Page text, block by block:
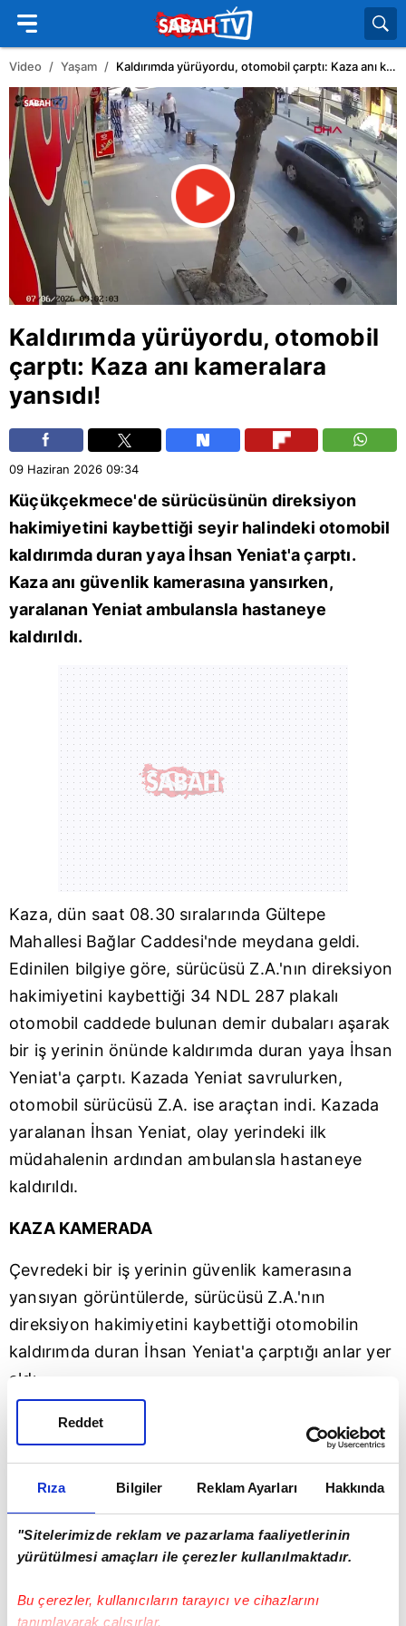
Rıza Bilgiler Reklam Ayarları Hakkında
"Sitelerimizde reklam ve pazarlama faaliyetlerinin
yürütülmesi amaçları ile çerezler kullanılmaktadır.
Bu çerezler, kullanıcıların tarayıcı ve cihazlarını
tanımlayarak çalışırlar.
Reddet
Video Yaşam Kaldırımda yürüyordu, otomobil çarptı: Kaza anı kameralara yansıdı!
Kaldırımda yürüyordu, otomobil
çarptı: Kaza anı kameralara
yansıdı!
09 Haziran 2026 09:34
Küçükçekmece'de sürücüsünün direksiyon
hakimiyetini kaybettiği seyir halindeki otomobil
kaldırımda duran yaya İhsan Yeniat'a çarptı.
Kaza anı güvenlik kamerasına yansırken,
yaralanan Yeniat ambulansla hastaneye
kaldırıldı.
Kaza, dün saat 08.30 sıralarında Gültepe
Mahallesi Bağlar Caddesi'nde meydana geldi.
Edinilen bilgiye göre, sürücüsü Z.A.'nın direksiyon
hakimiyetini kaybettiği 34 NDL 287 plakalı
otomobil caddede bulunan demir dubaları aşarak
bir iş yerinin önünde kaldırımda duran yaya İhsan
Yeniat'a çarptı. Kazada Yeniat savrulurken,
otomobil sürücüsü Z.A. ise araçtan indi. Kazada
yaralanan İhsan Yeniat, olay yerindeki ilk
müdahalenin ardından ambulansla hastaneye
kaldırıldı.
KAZA KAMERADA
Çevredeki bir iş yerinin güvenlik kamerasına
yansıyan görüntülerde, sürücüsü Z.A.'nın
direksiyon hakimiyetini kaybettiği otomobilin
kaldırımda duran İhsan Yeniat'a çarptığı anlar yer
aldı.
'BİR ANDA GELDİ VURDU'
Otomobilin çarptığı yaya İhsan Yeniat, "'Kaza
günü saat 08.30'da dükkanımı açtım. Dükkanımın
önündeydim, araba hızla geldi bana çarptı. Orası
zaten otobüs durağı. Herhangi bir yardımlaşma
arabası geldi, ambulansa haber verdiler